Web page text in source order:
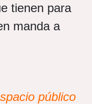
tienen para
manda a
público